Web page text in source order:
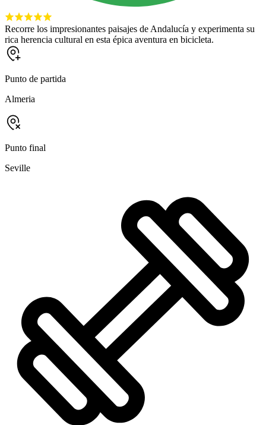
Recorre los impresionantes paisajes de Andalucía y experimenta su
rica herencia cultural en esta épica aventura en bicicleta.
Punto de partida
Almeria
Punto final
Seville